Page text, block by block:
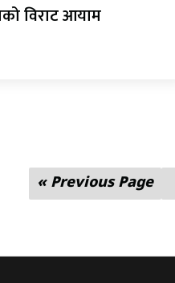
विराट आयाम
« Previous Page